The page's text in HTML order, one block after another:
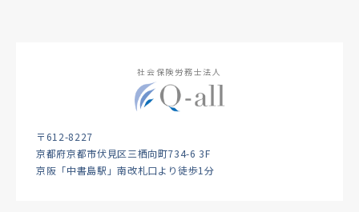
社会保険労務士法人
〒612-8227
京都府京都市伏見区三栖向町734-6 3F
京阪「中書島駅」南改札口より徒歩1分